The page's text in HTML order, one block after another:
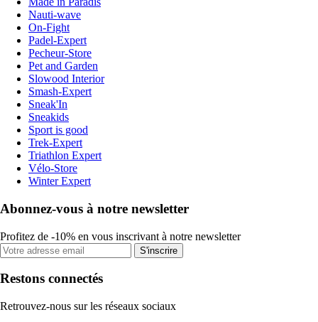
Nauti-wave
On-Fight
Padel-Expert
Pecheur-Store
Pet and Garden
Slowood Interior
Smash-Expert
Sneak'In
Sneakids
Sport is good
Trek-Expert
Triathlon Expert
Vélo-Store
Winter Expert
Abonnez-vous à notre newsletter
Profitez de -10% en vous inscrivant à notre newsletter
S'inscrire
Restons connectés
Retrouvez-nous sur les réseaux sociaux